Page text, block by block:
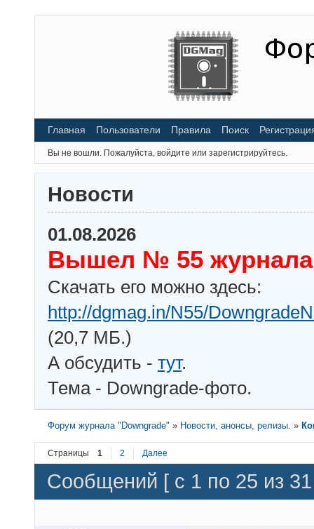
Главная Пользователи Правила Поиск
Вы не вошли. Пожалуйста, войдите или зарегистрируйтесь.
Новости
01.08.2026
Вышел № 55 журнала
Скачать его можно здесь:
http://dgmag.in/N55/
(20,7 МБ.)
А обсудить - тут.
Тема - Downgrade-фото.
Форум журнала "Downgrade" » Новости, анонсы, релизы. »
Страницы 1 2 Далее
Сообщений [ с 1 по 25 из